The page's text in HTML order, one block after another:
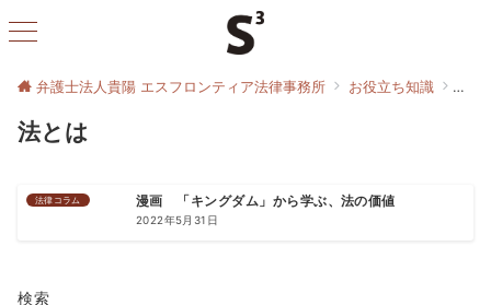
弁護士法人貴陽 エスフロンティア法律事務所 お役立ち知識 法と
法とは
法律コラム 漫画 「キングダム」から学ぶ、法の価値
2022年5月31日
検索